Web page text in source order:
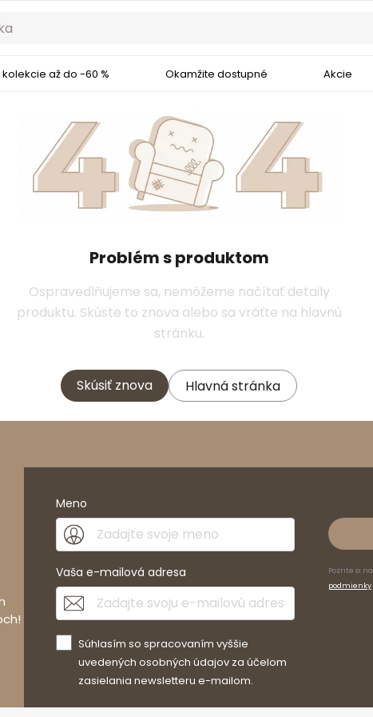
až do -60 % Okamžite dostupné Akcie
Problém s produktom
Ospravedlňujeme sa, nemôžeme načítať detaily
produktu. Skúste to znova alebo sa vráťte na hlavnú
stránku.
Skúsiť znova Hlavná stránka
Meno
Vaša e-mailová adresa
Súhlasím so spracovaním vyššie
uvedených osobných údajov za účelom
zasielania newsletteru e-mailom.
Pozrite si
podmienky